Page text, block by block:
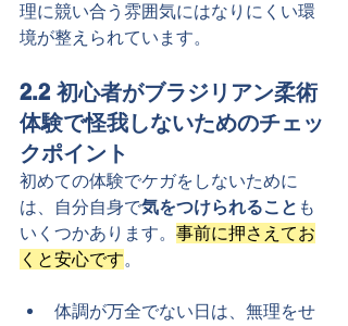
理に競い合う雰囲気にはなりにくい環
境が整えられています。
2.2 初心者がブラジリアン柔術
体験で怪我しないためのチェッ
クポイント
初めての体験でケガをしないために
は、自分自身で気をつけられること も
いくつかあります。 事前に押さえてお
くと安心です。
体調が万全でない日は、無理をせ